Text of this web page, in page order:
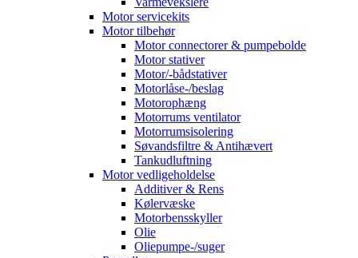
Motor servicekits
Motor tilbehør
Motor connectorer & pumpebolde
Motor stativer
Motor/-bådstativer
Motorlåse-/beslag
Motorophæng
Motorrums ventilator
Motorrumsisolering
Søvandsfiltre & Antihævert
Tankudluftning
Motor vedligeholdelse
Additiver & Rens
Kølervæske
Motorbensskyller
Olie
Oliepumpe-/suger